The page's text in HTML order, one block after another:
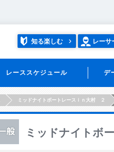
知る楽しむ レーサ
レーススケジュール デ
ミッドナイトボートレースｉｎ大村 ２
ミッドナイトボ